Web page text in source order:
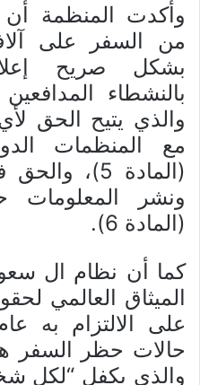
وأكدت المنظمة أن
من السفر على
بشكل صريح
بالنشطاء
والذي يتيح الحق
مع المنظمات
(المادة 5)،
ونشر المعلومات
(المادة 6).
كما أن نظام ال
الميثاق العالمي
حالات حظر السفر
والذي يكفل “لكل